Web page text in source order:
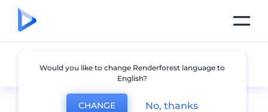
Вспышка
Would you like to change Renderforest language to
English?
CHANGE No, thanks